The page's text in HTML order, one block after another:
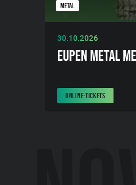
METAL
30.10.2026
EUPEN METAL
ONLINE-TICKETS